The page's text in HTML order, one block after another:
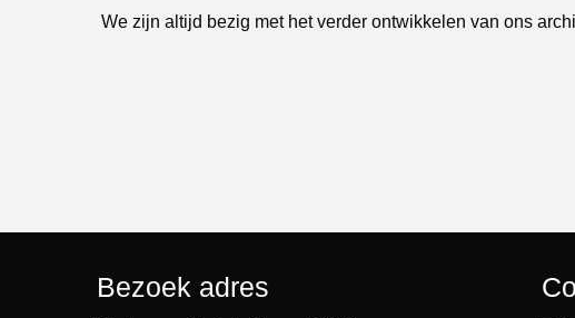
We zijn altijd bezig met het verder ontwikkelen van ons
Bezoek adres